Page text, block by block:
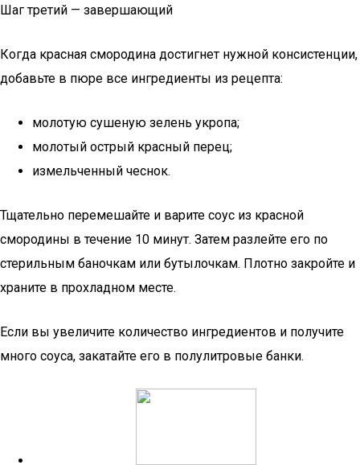
Шаг третий — завершающий
Когда красная смородина достигнет нужной консистенции,
добавьте в пюре все ингредиенты из рецепта:
молотую сушеную зелень укропа;
молотый острый красный перец;
измельченный чеснок.
Тщательно перемешайте и варите соус из красной
смородины в течение 10 минут. Затем разлейте его по
стерильным баночкам или бутылочкам. Плотно закройте и
храните в прохладном месте.
Если вы увеличите количество ингредиентов и получите
много соуса, закатайте его в полулитровые банки.